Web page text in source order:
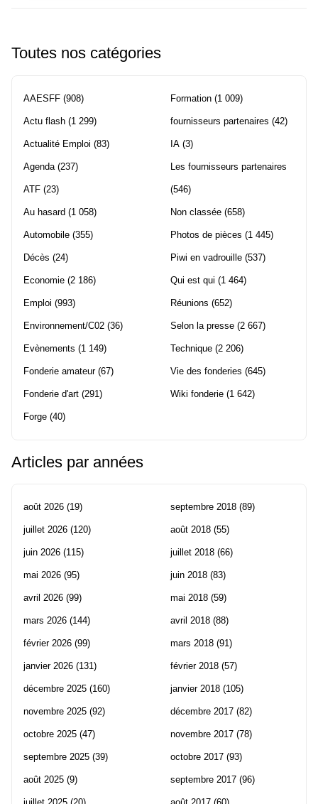
Toutes nos catégories
AAESFF (908)
Actu flash (1 299)
Actualité Emploi (83)
Agenda (237)
ATF (23)
Au hasard (1 058)
Automobile (355)
Décès (24)
Economie (2 186)
Emploi (993)
Environnement/C02 (36)
Evènements (1 149)
Fonderie amateur(67)
Fonderie d'art (291)
Forge (40)
Formation (1 009)
fournisseurs partenaires (42)
IA (3)
Les fournisseurs partenaires
(546)
Non classée (658)
Photos de pièces (1 445)
Piwi en vadrouille (537)
Qui est qui (1 464)
Réunions (652)
Selon la presse (2 667)
Technique (2 206)
Vie des fonderies (645)
Wiki fonderie (1 642)
Articles par années
août 2026 (19)
juillet 2026 (120)
juin 2026 (115)
mai 2026 (95)
avril 2026 (99)
mars 2026 (144)
février 2026 (99)
janvier 2026 (131)
décembre 2025 (160)
novembre 2025 (92)
octobre 2025 (47)
septembre 2025 (39)
août 2025 (9)
septembre 2018 (89)
août 2018 (55)
juillet 2018 (66)
juin 2018 (83)
mai 2018 (59)
avril 2018 (88)
mars 2018 (91)
février 2018 (57)
janvier 2018 (105)
décembre 2017 (82)
novembre 2017 (78)
octobre 2017 (93)
septembre 2017 (96)